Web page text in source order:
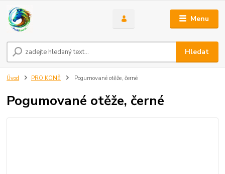
Menu
Hledat
Úvod PRO KONĚ Pogumované otěže, černé
Pogumované otěže, černé